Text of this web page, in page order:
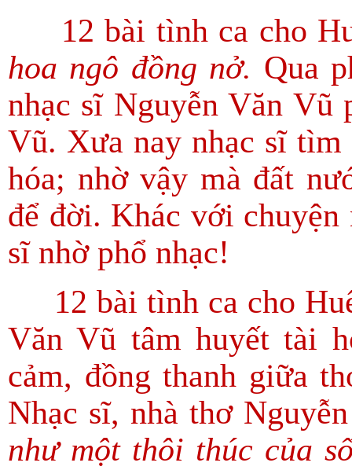
12 bài tình ca cho
hoa ngô đồng nở. Qua
nhạc sĩ Nguyễn Văn Vũ
Vũ. Xưa nay nhạc sĩ
hóa; nhờ vậy mà đất
để đời. Khác với
sĩ nhờ phổ nhạc!
12 bài tình ca cho
Văn Vũ tâm huyết tài
cảm, đồng thanh giữa
Nhạc sĩ, nhà thơ
như một thôi thúc của